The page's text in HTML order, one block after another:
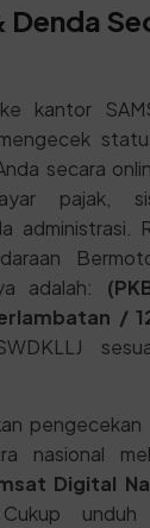
Denda
kantor
secara
pajak,
administrasi.
adalah:
/
nasional
Digital
unduh